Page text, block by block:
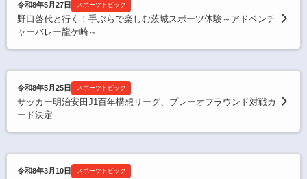
令和8年5月27日 スポーツトピック
野口啓代と行く！手ぶらで楽しむ茨城スポーツ体験～アドベンチ
ャーバレー龍ケ崎～
令和8年5月25日 スポーツトピック
サッカー明治安田J1百年構想リーグ、プレーオフラウンド対戦カ
ード決定
令和8年3月10日 スポーツトピック